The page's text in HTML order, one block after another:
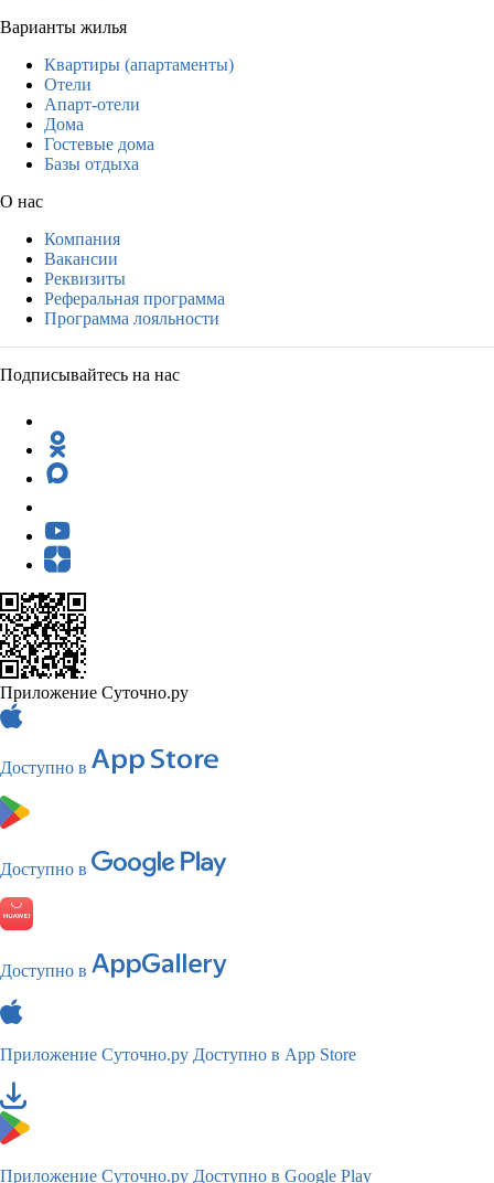
Варианты жилья
Квартиры (апартаменты)
Отели
Апарт-отели
Дома
Гостевые дома
Базы отдыха
О нас
Компания
Вакансии
Реквизиты
Реферальная программа
Программа лояльности
Подписывайтесь на нас
Приложение Суточно.ру
Доступно в
Доступно в
Доступно в
Приложение Суточно.ру Доступно в App Store
Приложение Суточно.ру Доступно в Google Play